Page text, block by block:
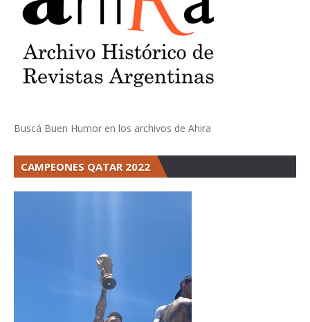
Buscá Buen Humor en los archivos de Ahira
CAMPEONES QATAR 2022